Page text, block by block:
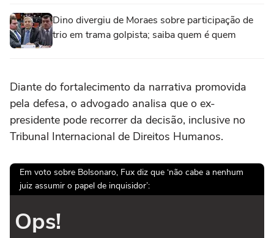
Dino divergiu de Moraes sobre participação de
trio em trama golpista; saiba quem é quem
Diante do fortalecimento da narrativa promovida
pela defesa, o advogado analisa que o ex-
presidente pode recorrer da decisão, inclusive no
Tribunal Internacional de Direitos Humanos.
Em voto sobre Bolsonaro, Fux diz que ‘não cabe a nenhum
juiz assumir o papel de inquisidor’:
Ops!